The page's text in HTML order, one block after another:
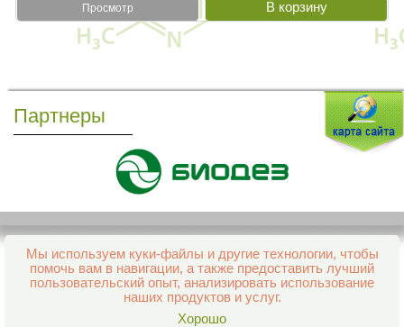
Просмотр
Партнеры
Мы используем куки-файлы и другие технологии, чтобы
помочь вам в навигации, а также предоставить лучший
пользовательский опыт, анализировать использование
наших продуктов и услуг.
Хорошо
Все права защищены и охраняются законом
© 2013–2026 Интернет-аптека Фармация
support@aptekapenza.ru
Телефон: Служба обработки заказов 99-98-28